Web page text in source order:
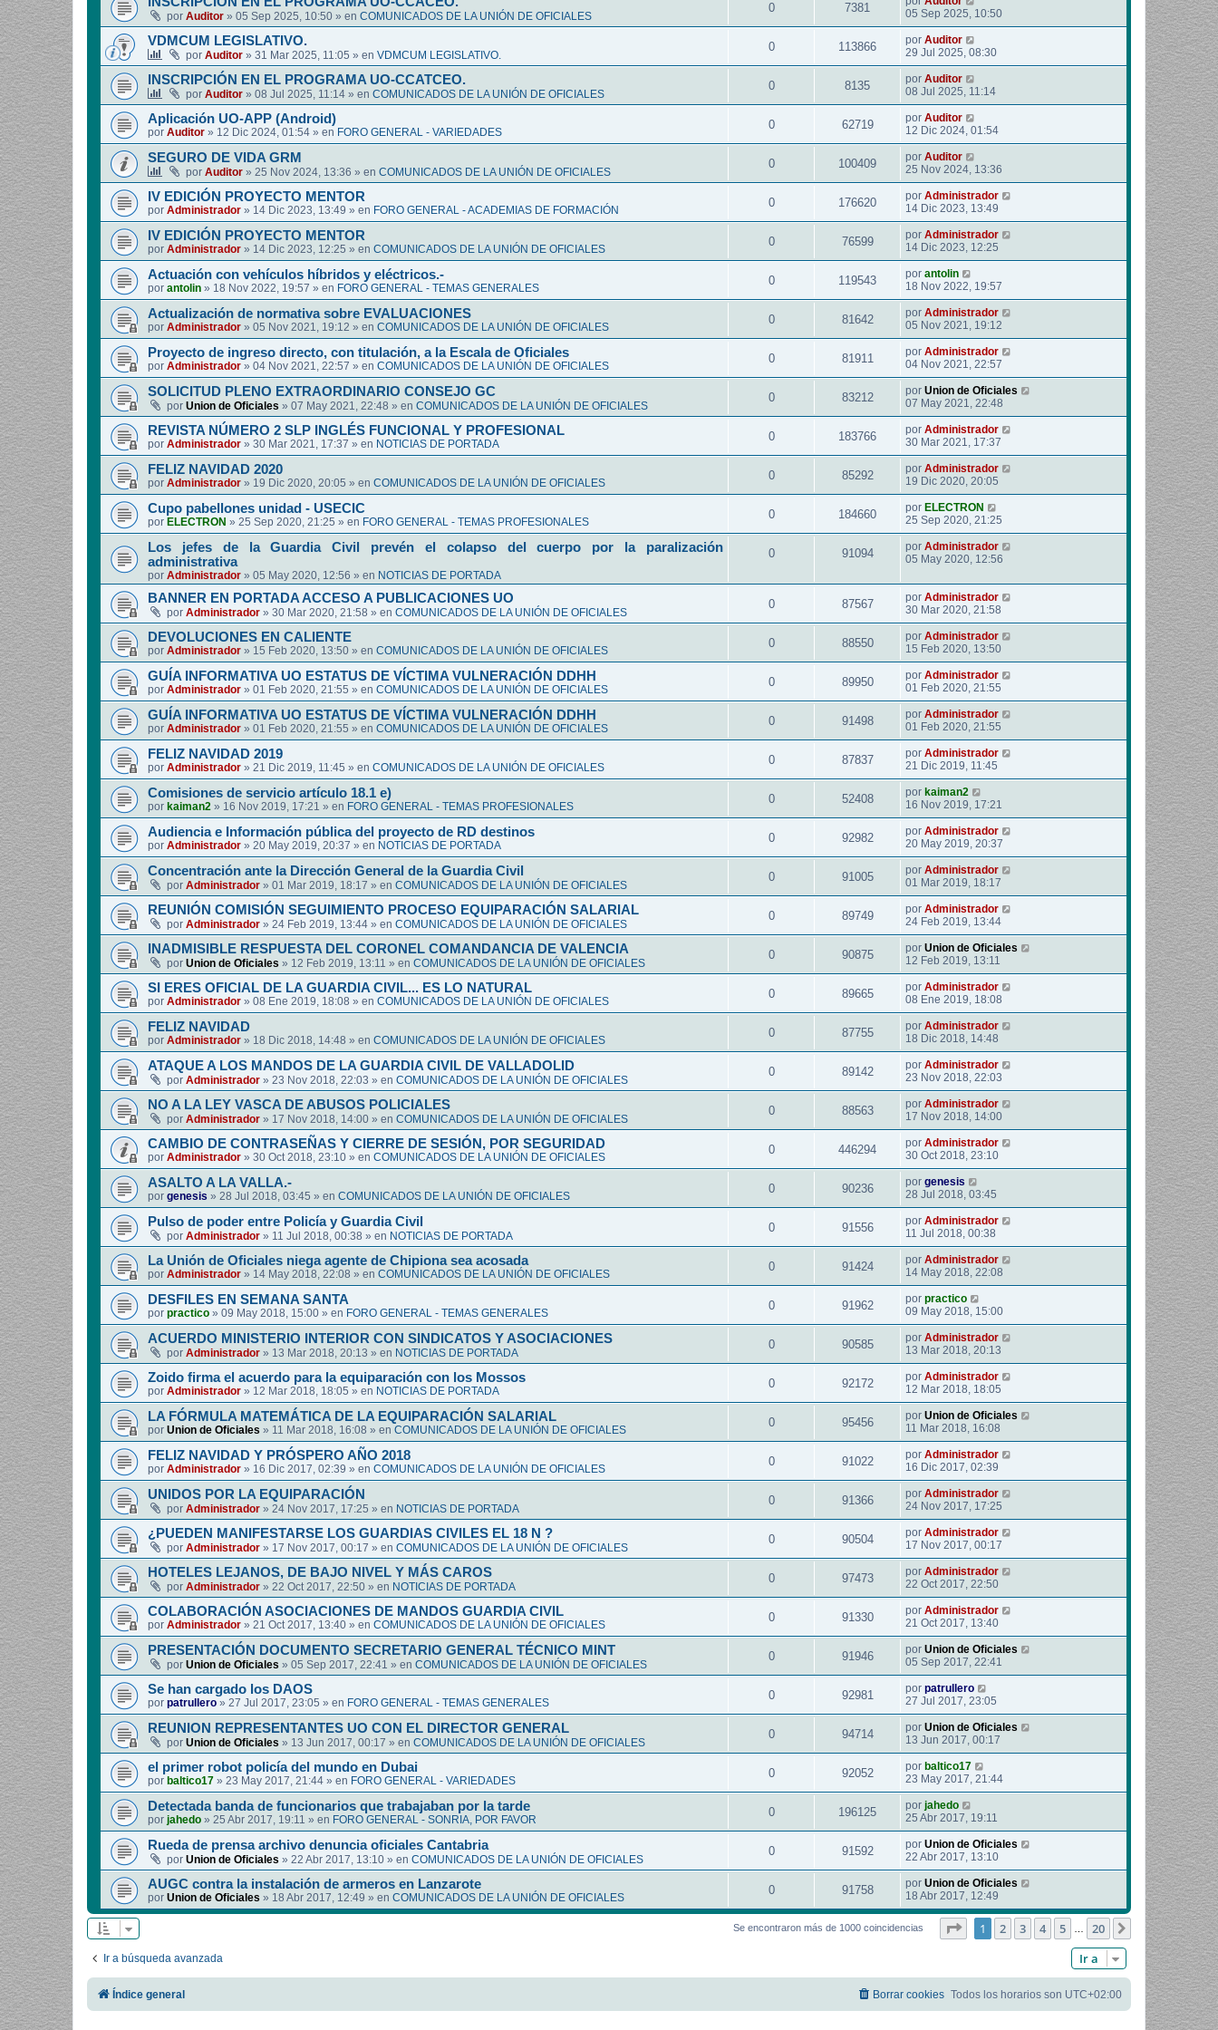
por Auditor » 05 Sep 2025, 10:50 » en COMUNICADOS DE LA UNIÓN DE OFICIALES
0 7381
05 Sep 2025, 10:50
VDMCUM LEGISLATIVO.
por Auditor » 31 Mar 2025, 11:05 » en VDMCUM LEGISLATIVO.
0 113866 por Auditor
29 Jul 2025, 08:30
INSCRIPCIÓN EN EL PROGRAMA UO-CCATCEO.
por Auditor » 08 Jul 2025, 11:14 » en COMUNICADOS DE LA UNIÓN DE OFICIALES
0 8135 por Auditor
08 Jul 2025, 11:14
Aplicación UO-APP (Android)
por Auditor » 12 Dic 2024, 01:54 » en FORO GENERAL - VARIEDADES
0 62719 por Auditor
12 Dic 2024, 01:54
SEGURO DE VIDA GRM
por Auditor » 25 Nov 2024, 13:36 » en COMUNICADOS DE LA UNIÓN DE OFICIALES
0 100409 por Auditor
25 Nov 2024, 13:36
IV EDICIÓN PROYECTO MENTOR
por Administrador » 14 Dic 2023, 13:49 » en FORO GENERAL - ACADEMIAS DE FORMACIÓN
0 176620 por Administrador
14 Dic 2023, 13:49
IV EDICIÓN PROYECTO MENTOR
por Administrador » 14 Dic 2023, 12:25 » en COMUNICADOS DE LA UNIÓN DE OFICIALES
0 76599 por Administrador
14 Dic 2023, 12:25
Actuación con vehículos híbridos y eléctricos.-
por antolin » 18 Nov 2022, 19:57 » en FORO GENERAL - TEMAS GENERALES
0 119543 por antolin
18 Nov 2022, 19:57
Actualización de normativa sobre EVALUACIONES
por Administrador » 05 Nov 2021, 19:12 » en COMUNICADOS DE LA UNIÓN DE OFICIALES
0 81642 por Administrador
05 Nov 2021, 19:12
Proyecto de ingreso directo, con titulación, a la Escala de Oficiales
por Administrador » 04 Nov 2021, 22:57 » en COMUNICADOS DE LA UNIÓN DE OFICIALES
0 81911 por Administrador
04 Nov 2021, 22:57
SOLICITUD PLENO EXTRAORDINARIO CONSEJO GC
por Union de Oficiales » 07 May 2021, 22:48 » en COMUNICADOS DE LA UNIÓN DE OFICIALES
0 83212 por Union de Oficiales
07 May 2021, 22:48
REVISTA NÚMERO 2 SLP INGLÉS FUNCIONAL Y PROFESIONAL
por Administrador » 30 Mar 2021, 17:37 » en NOTICIAS DE PORTADA
0 183766 por Administrador
30 Mar 2021, 17:37
FELIZ NAVIDAD 2020
por Administrador » 19 Dic 2020, 20:05 » en COMUNICADOS DE LA UNIÓN DE OFICIALES
0 85292 por Administrador
19 Dic 2020, 20:05
Cupo pabellones unidad - USECIC
por ELECTRON » 25 Sep 2020, 21:25 » en FORO GENERAL - TEMAS PROFESIONALES
0 184660 por ELECTRON
25 Sep 2020, 21:25
Los jefes de la Guardia Civil prevén el colapso del cuerpo por la paralización
administrativa
por Administrador » 05 May 2020, 12:56 » en NOTICIAS DE PORTADA
0 91094 por Administrador
05 May 2020, 12:56
BANNER EN PORTADA ACCESO A PUBLICACIONES UO
por Administrador » 30 Mar 2020, 21:58 » en COMUNICADOS DE LA UNIÓN DE OFICIALES
0 87567 por Administrador
30 Mar 2020, 21:58
DEVOLUCIONES EN CALIENTE
por Administrador » 15 Feb 2020, 13:50 » en COMUNICADOS DE LA UNIÓN DE OFICIALES
0 88550 por Administrador
15 Feb 2020, 13:50
GUÍA INFORMATIVA UO ESTATUS DE VÍCTIMA VULNERACIÓN DDHH
por Administrador » 01 Feb 2020, 21:55 » en COMUNICADOS DE LA UNIÓN DE OFICIALES
0 89950 por Administrador
01 Feb 2020, 21:55
GUÍA INFORMATIVA UO ESTATUS DE VÍCTIMA VULNERACIÓN DDHH
por Administrador » 01 Feb 2020, 21:55 » en COMUNICADOS DE LA UNIÓN DE OFICIALES
0 91498 por Administrador
01 Feb 2020, 21:55
FELIZ NAVIDAD 2019
por Administrador » 21 Dic 2019, 11:45 » en COMUNICADOS DE LA UNIÓN DE OFICIALES
0 87837 por Administrador
21 Dic 2019, 11:45
Comisiones de servicio artículo 18.1 e)
por kaiman2 » 16 Nov 2019, 17:21 » en FORO GENERAL - TEMAS PROFESIONALES
0 52408 por kaiman2
16 Nov 2019, 17:21
Audiencia e Información pública del proyecto de RD destinos
por Administrador » 20 May 2019, 20:37 » en NOTICIAS DE PORTADA
0 92982 por Administrador
20 May 2019, 20:37
Concentración ante la Dirección General de la Guardia Civil
por Administrador » 01 Mar 2019, 18:17 » en COMUNICADOS DE LA UNIÓN DE OFICIALES
0 91005 por Administrador
01 Mar 2019, 18:17
REUNIÓN COMISIÓN SEGUIMIENTO PROCESO EQUIPARACIÓN SALARIAL
por Administrador » 24 Feb 2019, 13:44 » en COMUNICADOS DE LA UNIÓN DE OFICIALES
0 89749 por Administrador
24 Feb 2019, 13:44
INADMISIBLE RESPUESTA DEL CORONEL COMANDANCIA DE VALENCIA
por Union de Oficiales » 12 Feb 2019, 13:11 » en COMUNICADOS DE LA UNIÓN DE OFICIALES
0 90875 por Union de Oficiales
12 Feb 2019, 13:11
SI ERES OFICIAL DE LA GUARDIA CIVIL... ES LO NATURAL
por Administrador » 08 Ene 2019, 18:08 » en COMUNICADOS DE LA UNIÓN DE OFICIALES
0 89665 por Administrador
08 Ene 2019, 18:08
FELIZ NAVIDAD
por Administrador » 18 Dic 2018, 14:48 » en COMUNICADOS DE LA UNIÓN DE OFICIALES
0 87755 por Administrador
18 Dic 2018, 14:48
ATAQUE A LOS MANDOS DE LA GUARDIA CIVIL DE VALLADOLID
por Administrador » 23 Nov 2018, 22:03 » en COMUNICADOS DE LA UNIÓN DE OFICIALES
0 89142 por Administrador
23 Nov 2018, 22:03
NO A LA LEY VASCA DE ABUSOS POLICIALES
por Administrador » 17 Nov 2018, 14:00 » en COMUNICADOS DE LA UNIÓN DE OFICIALES
0 88563 por Administrador
17 Nov 2018, 14:00
CAMBIO DE CONTRASEÑAS Y CIERRE DE SESIÓN, POR SEGURIDAD
por Administrador » 30 Oct 2018, 23:10 » en COMUNICADOS DE LA UNIÓN DE OFICIALES
0 446294 por Administrador
30 Oct 2018, 23:10
ASALTO A LA VALLA.-
por genesis » 28 Jul 2018, 03:45 » en COMUNICADOS DE LA UNIÓN DE OFICIALES
0 90236 por genesis
28 Jul 2018, 03:45
Pulso de poder entre Policía y Guardia Civil
por Administrador » 11 Jul 2018, 00:38 » en NOTICIAS DE PORTADA
0 91556 por Administrador
11 Jul 2018, 00:38
La Unión de Oficiales niega agente de Chipiona sea acosada
por Administrador » 14 May 2018, 22:08 » en COMUNICADOS DE LA UNIÓN DE OFICIALES
0 91424 por Administrador
14 May 2018, 22:08
DESFILES EN SEMANA SANTA
por practico » 09 May 2018, 15:00 » en FORO GENERAL - TEMAS GENERALES
0 91962 por practico
09 May 2018, 15:00
ACUERDO MINISTERIO INTERIOR CON SINDICATOS Y ASOCIACIONES
por Administrador » 13 Mar 2018, 20:13 » en NOTICIAS DE PORTADA
0 90585 por Administrador
13 Mar 2018, 20:13
Zoido firma el acuerdo para la equiparación con los Mossos
por Administrador » 12 Mar 2018, 18:05 » en NOTICIAS DE PORTADA
0 92172 por Administrador
12 Mar 2018, 18:05
LA FÓRMULA MATEMÁTICA DE LA EQUIPARACIÓN SALARIAL
por Union de Oficiales » 11 Mar 2018, 16:08 » en COMUNICADOS DE LA UNIÓN DE OFICIALES
0 95456 por Union de Oficiales
11 Mar 2018, 16:08
FELIZ NAVIDAD Y PRÓSPERO AÑO 2018
por Administrador » 16 Dic 2017, 02:39 » en COMUNICADOS DE LA UNIÓN DE OFICIALES
0 91022 por Administrador
16 Dic 2017, 02:39
UNIDOS POR LA EQUIPARACIÓN
por Administrador » 24 Nov 2017, 17:25 » en NOTICIAS DE PORTADA
0 91366 por Administrador
24 Nov 2017, 17:25
¿PUEDEN MANIFESTARSE LOS GUARDIAS CIVILES EL 18 N ?
por Administrador » 17 Nov 2017, 00:17 » en COMUNICADOS DE LA UNIÓN DE OFICIALES
0 90504 por Administrador
17 Nov 2017, 00:17
HOTELES LEJANOS, DE BAJO NIVEL Y MÁS CAROS
por Administrador » 22 Oct 2017, 22:50 » en NOTICIAS DE PORTADA
0 97473 por Administrador
22 Oct 2017, 22:50
COLABORACIÓN ASOCIACIONES DE MANDOS GUARDIA CIVIL
por Administrador » 21 Oct 2017, 13:40 » en COMUNICADOS DE LA UNIÓN DE OFICIALES
0 91330 por Administrador
21 Oct 2017, 13:40
PRESENTACIÓN DOCUMENTO SECRETARIO GENERAL TÉCNICO MINT
por Union de Oficiales » 05 Sep 2017, 22:41 » en COMUNICADOS DE LA UNIÓN DE OFICIALES
0 91946 por Union de Oficiales
05 Sep 2017, 22:41
Se han cargado los DAOS
por patrullero » 27 Jul 2017, 23:05 » en FORO GENERAL - TEMAS GENERALES
0 92981 por patrullero
27 Jul 2017, 23:05
REUNION REPRESENTANTES UO CON EL DIRECTOR GENERAL
por Union de Oficiales » 13 Jun 2017, 00:17 » en COMUNICADOS DE LA UNIÓN DE OFICIALES
0 94714 por Union de Oficiales
13 Jun 2017, 00:17
el primer robot policía del mundo en Dubai
por baltico17 » 23 May 2017, 21:44 » en FORO GENERAL - VARIEDADES
0 92052 por baltico17
23 May 2017, 21:44
Detectada banda de funcionarios que trabajaban por la tarde
por jahedo » 25 Abr 2017, 19:11 » en FORO GENERAL - SONRIA, POR FAVOR
0 196125 por jahedo
25 Abr 2017, 19:11
Rueda de prensa archivo denuncia oficiales Cantabria
por Union de Oficiales » 22 Abr 2017, 13:10 » en COMUNICADOS DE LA UNIÓN DE OFICIALES
0 91592 por Union de Oficiales
22 Abr 2017, 13:10
AUGC contra la instalación de armeros en Lanzarote
por Union de Oficiales » 18 Abr 2017, 12:49 » en COMUNICADOS DE LA UNIÓN DE OFICIALES
0 91758 por Union de Oficiales
18 Abr 2017, 12:49
Se encontraron más de 1000 coincidencias Página1 de 20
1 2 3 4 5 20 Siguiente
Ir a búsqueda avanzada Ir a
Índice general Todos los horarios son UTC+02:00
Borrar cookies